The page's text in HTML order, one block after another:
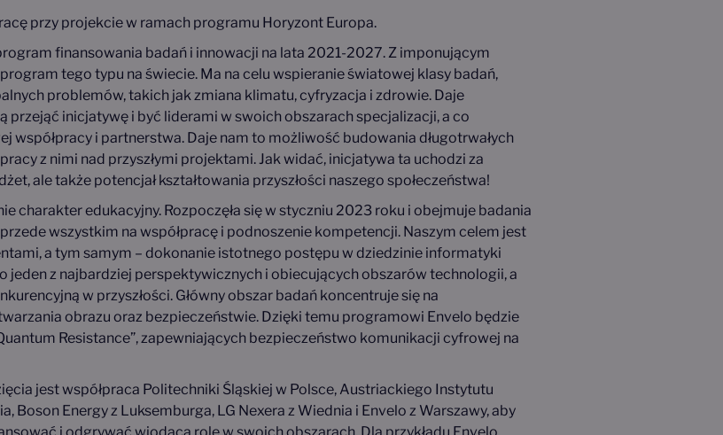
przy projekcie w ramach programu Horyzont Europa.
finansowania badań i innowacji na lata 2021-2027. Z imponującym
tego typu na świecie. Ma na celu wspieranie światowej klasy badań,
problemów, takich jak zmiana klimatu, cyfryzacja i zdrowie. Daje
inicjatywę i być liderami w swoich obszarach specjalizacji, a co
współpracy i partnerstwa. Daje nam to możliwość budowania długotrwałych
z nimi nad przyszłymi projektami. Jak widać, inicjatywa ta uchodzi za
ale także potencjał kształtowania przyszłości naszego społeczeństwa!
charakter edukacyjny. Rozpoczęła się w styczniu 2023 roku i obejmuje badania
wszystkim na współpracę i podnoszenie kompetencji. Naszym celem jest
a tym samym – dokonanie istotnego postępu w dziedzinie informatyki
jeden z najbardziej perspektywicznych i obiecujących obszarów technologii, a
w przyszłości. Główny obszar badań koncentruje się na
obrazu oraz bezpieczeństwie. Dzięki temu programowi Envelo będzie
Resistance”, zapewniających bezpieczeństwo komunikacji cyfrowej na
jest współpraca Politechniki Śląskiej w Polsce, Austriackiego Instytutu
Boson Energy z Luksemburga, LG Nexera z Wiednia i Envelo z Warszawy, aby